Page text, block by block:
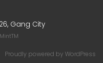
Gang City
MintTM
Proudly powered by WordPress